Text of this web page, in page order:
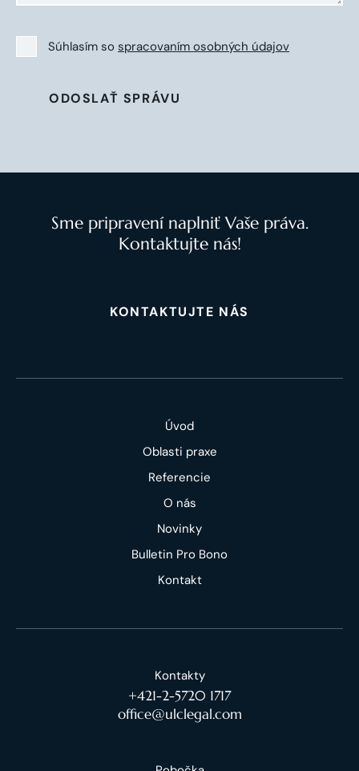
Súhlasím so spracovaním osobných údajov
ODOSLAŤ SPRÁVU
Sme pripravení naplniť Vaše práva.
Kontaktujte nás!
KONTAKTUJTE NÁS
Úvod
Oblasti praxe
Referencie
O nás
Novinky
Bulletin Pro Bono
Kontakt
Kontakty
+421-2-5720 1717
office@ulclegal.com